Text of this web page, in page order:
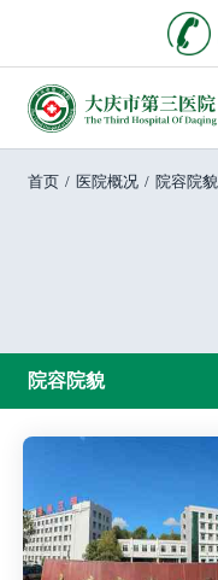
首页 / 医院概况 / 院容院貌
院容院貌